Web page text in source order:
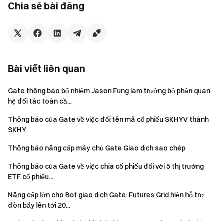
CSKH của chúng tôi ngay lập tức.
Cổng vào Tiền điện tử
nhanh chóng và dễ dàng
Hành động ngay
Đăng kývà nhận phần thưởng chào mừng lên tới $10,000
Giữ kết nối
Tải xuống ứng dụng Gate | Máy tính
Theo dõi chúng tôi trên X (Twitter)
Chia sẻ bài đăng
Bài viết liên quan
Gate thông báo bổ nhiệm Jason Fung làm trưởng bộ phận quan
hệ đối tác toàn cầ...
Thông báo của Gate về việc đổi tên mã cổ phiếu SKHYV thành
SKHY
Thông báo nâng cấp máy chủ Gate Giao dịch sao chép
Thông báo của Gate về việc chia cổ phiếu đối với 5 thị trường
ETF cổ phiếu...
Nâng cấp lớn cho Bot giao dịch Gate: Futures Grid hiện hỗ trợ
đòn bẩy lên tới 20...